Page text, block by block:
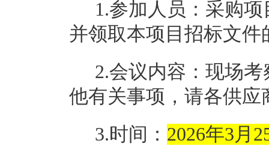
1.参加人员：采购
并领取本项目招标文件
2.会议内容：现场
他有关事项，请各供
3.时间： 2026年3月